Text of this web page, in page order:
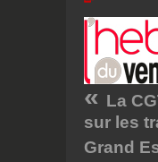
La
sur les
Grand